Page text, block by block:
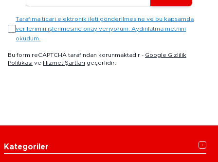
Tarafıma ticari elektronik ileti gönderilmesine ve bu kapsamda
verilerimin işlenmesine onay veriyorum. Aydınlatma metnini
okudum.
Bu form reCAPTCHA tarafından korunmaktadır - Google Gizlilik
Politikası ve Hizmet Şartları geçerlidir.
Kategoriler